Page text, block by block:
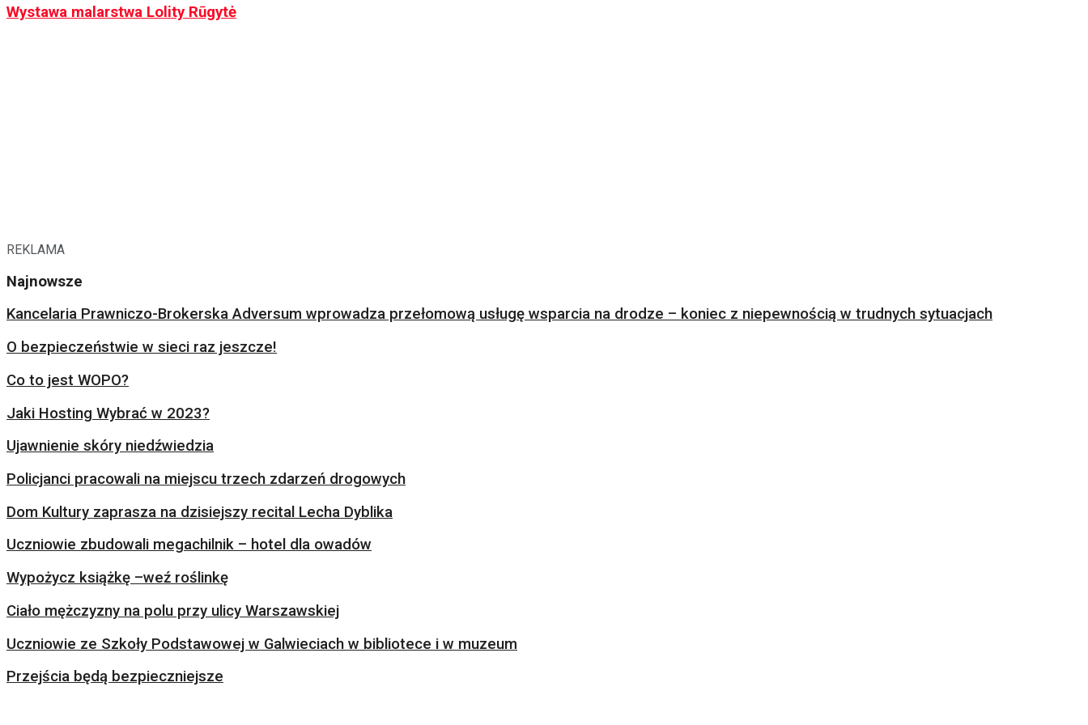
Wystawa malarstwa Lolity Rūgytė
REKLAMA
Najnowsze
Kancelaria Prawniczo-Brokerska Adversum wprowadza przełomową usługę wsparcia na drodze – koniec z niepewnością w trudnych sytuacjach
O bezpieczeństwie w sieci raz jeszcze!
Co to jest WOPO?
Jaki Hosting Wybrać w 2023?
Ujawnienie skóry niedźwiedzia
Policjanci pracowali na miejscu trzech zdarzeń drogowych
Dom Kultury zaprasza na dzisiejszy recital Lecha Dyblika
Uczniowie zbudowali megachilnik – hotel dla owadów
Wypożycz książkę –weź roślinkę
Ciało mężczyzny na polu przy ulicy Warszawskiej
Uczniowie ze Szkoły Podstawowej w Galwieciach w bibliotece i w muzeum
Przejścia będą bezpieczniejsze